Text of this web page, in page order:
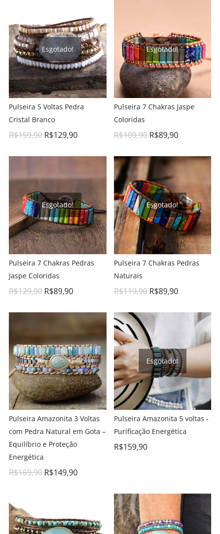
Esgotado!
Pulseira 5 Voltas Pedra
Cristal Branco
R$159,90 R$129,90
Esgotado!
Pulseira 7 Chakras Jaspe
Coloridas
R$109,90 R$89,90
Esgotado!
Pulseira 7 Chakras Pedras
Jaspe Coloridas
R$129,90 R$89,90
Esgotado!
Pulseira 7 Chakras Pedras
Naturais
R$119,90 R$89,90
Pulseira Amazonita 3 Voltas
com Pedra Natural em Gota –
Equilíbrio e Proteção
Energética
R$169,90 R$149,90
Esgotado!
Pulseira Amazonita 5 voltas -
Purificação Energética
R$159,90